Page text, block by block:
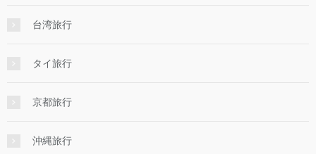
台湾旅行
タイ旅行
京都旅行
沖縄旅行